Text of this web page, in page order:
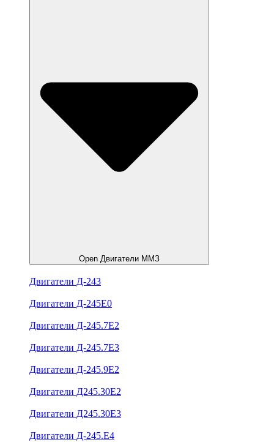
Open Двигатели ММЗ
Двигатели Д-243
Двигатели Д-245Е0
Двигатели Д-245.7Е2
Двигатели Д-245.7Е3
Двигатели Д-245.9Е2
Двигатели Д245.30Е2
Двигатели Д245.30Е3
Двигатели Д-245.Е4